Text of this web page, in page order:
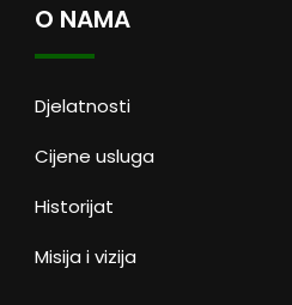
O NAMA
Djelatnosti
Cijene usluga
Historijat
Misija i vizija